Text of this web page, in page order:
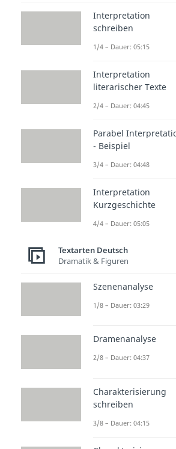
Omas haben
besonderen
Enkels. Wenn
ihr näher rückt,
sicher den
ausdrückt.
Hier sind10
deiner Oma mit
berühren werden:
„Liebe
meiner
mich. Ich
Herzen ein
neues
Freude und
und mein
dankbar für
du mir mit
Interpretation
schreiben
1/4 – Dauer: 05:15
Interpretation
literarischer Texte
2/4 – Dauer: 04:45
Parabel
- Beispiel
3/4 – Dauer: 04:48
Interpretation
Kurzgeschichte
4/4 – Dauer: 05:05
Textarten Deutsch
Dramatik & Figuren
Szenenanalyse
1/8 – Dauer: 03:29
Dramenanalyse
2/8 – Dauer: 04:37
Charakterisierung
schreiben
3/8 – Dauer: 04:15